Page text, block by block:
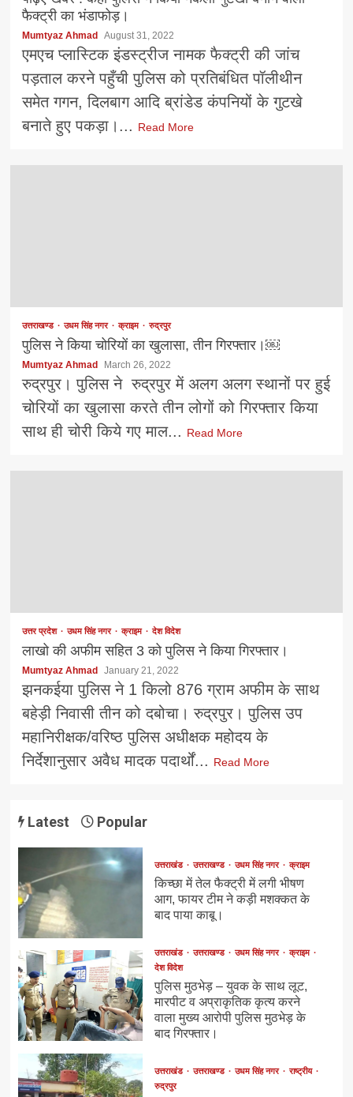
फैक्ट्री का भंडाफोड़।
Mumtyaz Ahmad August 31, 2022
एमएच प्लास्टिक इंडस्ट्रीज नामक फैक्ट्री की जांच
पड़ताल करने पहुँची पुलिस को प्रतिबंधित पॉलीथीन
समेत गगन, दिलबाग आदि ब्रांडेड कंपनियों के गुटखे
बनाते हुए पकड़ा।... Read More
उत्तराखण्ड उधम सिंह नगर क्राइम रुद्रपुर
पुलिस ने किया चोरियों का खुलासा, तीन गिरफ्तार।￼
Mumtyaz Ahmad March 26, 2022
रुद्रपुर। पुलिस ने रुद्रपुर में अलग अलग स्थानों पर हुई
चोरियों का खुलासा करते तीन लोगों को गिरफ्तार किया
साथ ही चोरी किये गए माल... Read More
उत्तर प्रदेश उधम सिंह नगर क्राइम देश विदेश
लाखो की अफीम सहित 3 को पुलिस ने किया गिरफ्तार।
Mumtyaz Ahmad January 21, 2022
झनकईया पुलिस ने 1 किलो 876 ग्राम अफीम के साथ
बहेड़ी निवासी तीन को दबोचा। रुद्रपुर। पुलिस उप
महानिरीक्षक/वरिष्ठ पुलिस अधीक्षक महोदय के
निर्देशानुसार अवैध मादक पदार्थों... Read More
Latest Popular
उत्तराखंड उत्तराखण्ड उधम सिंह नगर क्राइम
किच्छा में तेल फैक्ट्री में लगी भीषण
आग, फायर टीम ने कड़ी मशक्कत के
बाद पाया काबू।
उत्तराखंड उत्तराखण्ड उधम सिंह नगर
क्राइम
देश विदेश
पुलिस मुठभेड़ – युवक के साथ लूट,
मारपीट व अप्राकृतिक कृत्य करने
वाला मुख्य आरोपी पुलिस मुठभेड़ के
बाद गिरफ्तार।
उत्तराखंड उत्तराखण्ड उधम सिंह नगर
राष्ट्रीय
रुद्रपुर